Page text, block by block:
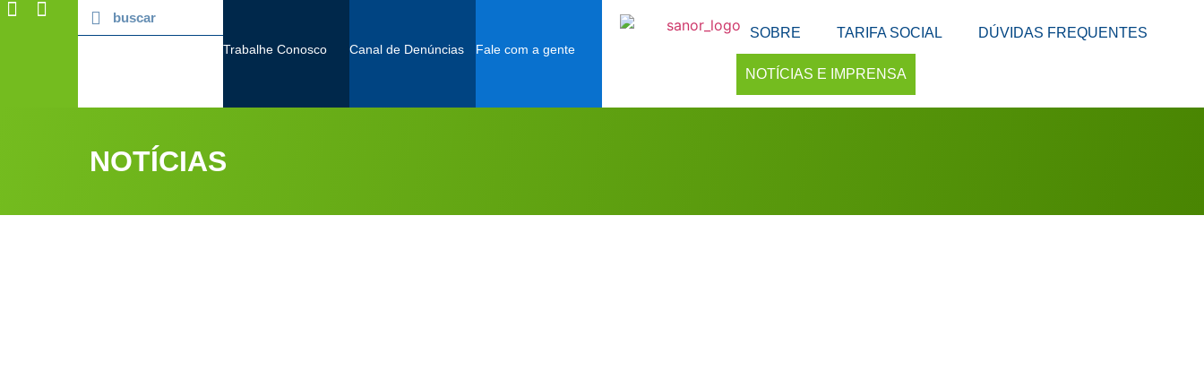
Trabalhe Conosco Canal de Denúncias Fale com a gente
SOBRE TARIFA SOCIAL DÚVIDAS FREQUENTES
NOTÍCIAS E IMPRENSA
NOTÍCIAS